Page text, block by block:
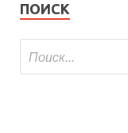
ПОИСК